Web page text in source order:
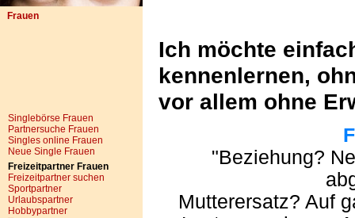
Frauen
Singlebörse Frauen
Partnersuche Frauen
Singles online Frauen
Neue Single Frauen
Freizeitpartner Frauen
Freizeitpartner suchen
Sportpartner
Urlaubspartner
Hobbypartner
Ich möchte
kennenlernen,
vor allem ohne
"Beziehung?
Mutterersatz? Auf